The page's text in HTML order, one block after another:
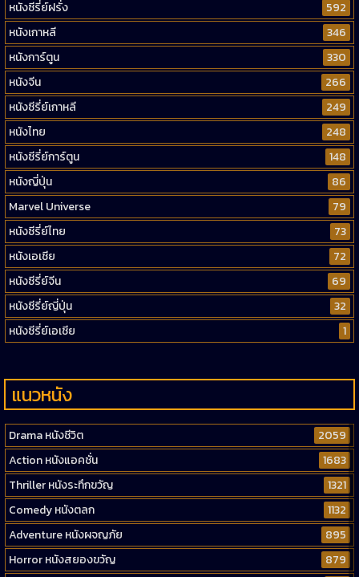
หนังซีรี่ย์ฝรั่ง
592
หนังเกาหลี
346
หนังการ์ตูน
330
หนังจีน
266
หนังซีรี่ย์เกาหลี
249
หนังไทย
248
หนังซีรี่ย์การ์ตูน
148
หนังญี่ปุ่น
86
Marvel Universe
79
หนังซีรี่ย์ไทย
73
หนังเอเชีย
72
หนังซีรี่ย์จีน
69
หนังซีรี่ย์ญี่ปุ่น
32
หนังซีรี่ย์เอเชีย
1
แนวหนัง
Drama หนังชีวิต
2059
Action หนังแอคชั่น
1683
Thriller หนังระทึกขวัญ
1321
Comedy หนังตลก
1132
Adventure หนังผจญภัย
895
Horror หนังสยองขวัญ
879